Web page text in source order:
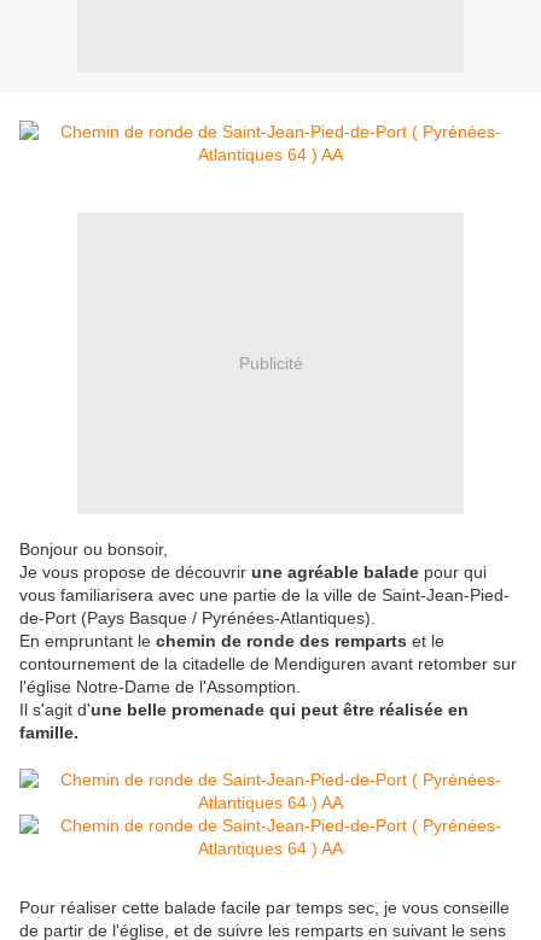
Publicité
Bonjour ou bonsoir,
Je vous propose de découvrir une agréable balade pour qui
vous familiarisera avec une partie de la ville de Saint-Jean-Pied-
de-Port (Pays Basque / Pyrénées-Atlantiques).
En empruntant le chemin de ronde des remparts et le
contournement de la citadelle de Mendiguren avant retomber sur
l'église Notre-Dame de l'Assomption.
Il s'agit d'une belle promenade qui peut être réalisée en
famille.
Pour réaliser cette balade facile par temps sec, je vous conseille
de partir de l'église, et de suivre les remparts en suivant le sens